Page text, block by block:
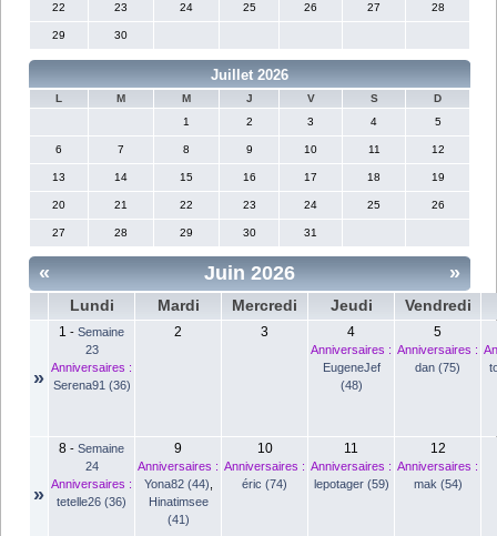
22 23 24 25 26 27 28
29 30
Juillet 2026
L M M J V S
D
1
2 3 4 5
6 7 8 9 10 11 12
13 14 15 16 17 18 19
20 21 22 23 24 25 26
27 28 29 30 31
« »
Juin 2026
Lundi Mardi Mercredi Jeudi Vendredi
»
1 - Semaine
23
Anniversaires :
Serena91 (36)
2 3 4
Anniversaires :
EugeneJef
(48)
5
Anniversaires :
dan (75)
»
8 - Semaine
24
Anniversaires :
tetelle26 (36)
9
Anniversaires :
Yona82 (44),
Hinatimsee
(41)
10
Anniversaires :
éric (74)
11
Anniversaires :
lepotager (59)
12
Anniversaires :
mak (54)